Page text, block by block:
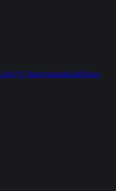
TV ShowSportsKidsNews